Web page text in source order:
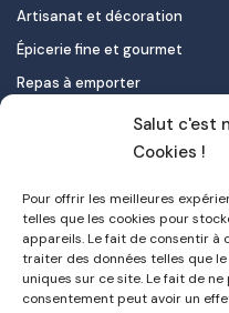
Salut c'est
Cookies !
Pour offrir les meilleures
telles que les cookies pour
appareils. Le fait de consentir
traiter des données telles que
uniques sur ce site. Le fait de
consentement peut avoir un
Artisanat et décoration
Épicerie fine et gourmet
Repas à emporter
Le pastel de nata
Contact
Mon compte
FAQ